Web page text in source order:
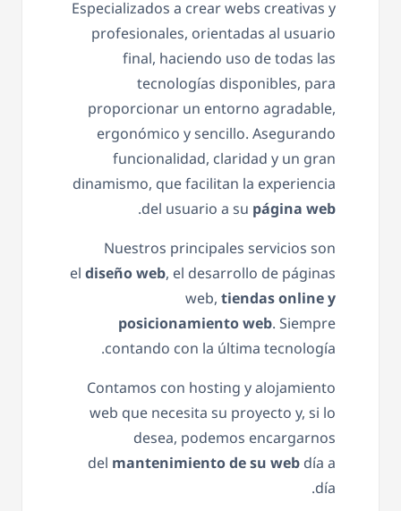
Especializados a crear webs creativas y
profesionales, orientadas al usuario
final, haciendo uso de todas las
tecnologías disponibles, para
proporcionar un entorno agradable,
ergonómico y sencillo. Asegurando
funcionalidad, claridad y un gran
dinamismo, que facilitan la experiencia
del usuario a supágina web
.
Nuestros principales servicios son
eldiseño web, el desarrollo de páginas
web,tiendasonliney
posicionamiento web. Siempre
contando con la última tecnología.
Contamos con hosting y alojamiento
web que necesita su proyecto y, si lo
desea, podemos encargarnos
delmantenimiento de su webdía a
día.